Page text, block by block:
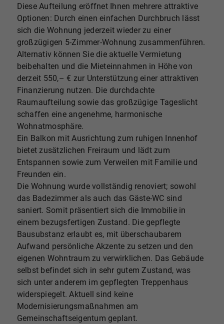
Diese Aufteilung eröffnet Ihnen mehrere attraktive
Optionen: Durch einen einfachen Durchbruch lässt
sich die Wohnung jederzeit wieder zu einer
großzügigen 5-Zimmer-Wohnung zusammenführen.
Alternativ können Sie die aktuelle Vermietung
beibehalten und die Mieteinnahmen in Höhe von
derzeit 550,– € zur Unterstützung einer attraktiven
Finanzierung nutzen. Die durchdachte
Raumaufteilung sowie das großzügige Tageslicht
schaffen eine angenehme, harmonische
Wohnatmosphäre.
Ein Balkon mit Ausrichtung zum ruhigen Innenhof
bietet zusätzlichen Freiraum und lädt zum
Entspannen sowie zum Verweilen mit Familie und
Freunden ein.
Die Wohnung wurde vollständig renoviert; sowohl
das Badezimmer als auch das Gäste-WC sind
saniert. Somit präsentiert sich die Immobilie in
einem bezugsfertigen Zustand. Die gepflegte
Bausubstanz erlaubt es, mit überschaubarem
Aufwand persönliche Akzente zu setzen und den
eigenen Wohntraum zu verwirklichen. Das Gebäude
selbst befindet sich in sehr gutem Zustand, was
sich unter anderem im gepflegten Treppenhaus
widerspiegelt. Aktuell sind keine
Modernisierungsmaßnahmen am
Gemeinschaftseigentum geplant.